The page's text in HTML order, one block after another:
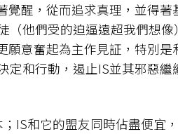
醒，從而追求真理，並得著
他們受的迫逼遠超我們想
意奮起為主作見証，特別是
和行動，遏止IS並其邪惡繼
IS和它的盟友同時佔盡便宜